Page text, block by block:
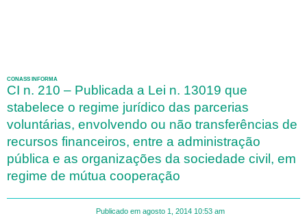
CONASS INFORMA
CI n. 210 – Publicada a Lei n. 13019 que
stabelece o regime jurídico das parcerias
voluntárias, envolvendo ou não transferências de
recursos financeiros, entre a administração
pública e as organizações da sociedade civil, em
regime de mútua cooperação
Publicado em agosto 1, 2014 10:53 am